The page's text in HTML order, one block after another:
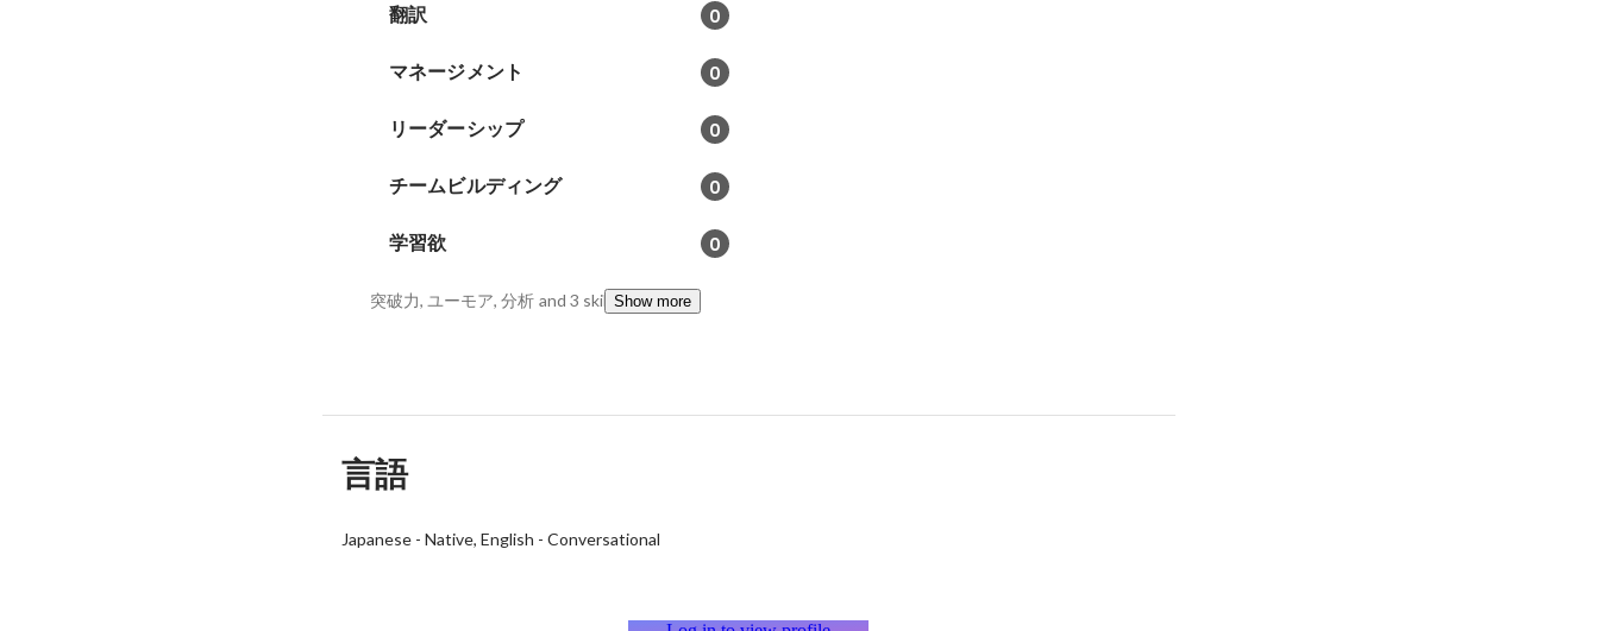
翻訳 0
マネージメント 0
リーダーシップ 0
チームビルディング 0
学習欲 0
突破力, ユーモア, 分析 and 3 skillsShow more
言語
Japanese- Native English - Conversational